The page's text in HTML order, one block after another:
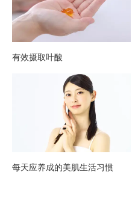
有效摄取叶酸
每天应养成的美肌生活习惯